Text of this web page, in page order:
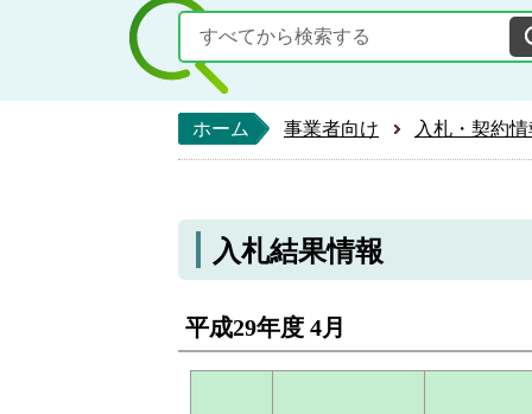
ホーム 事業者向け 入札・契約
入札結果情報
平成29年度 4月